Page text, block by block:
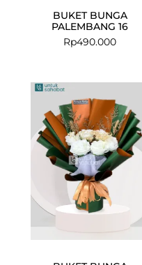
BUKET BUNGA
PALEMBANG 16
Rp490.000